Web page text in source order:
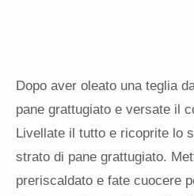
Dopo aver oleato una teglia
pane grattugiato e versate il
Livellate il tutto e ricoprite lo
strato di pane grattugiato.
preriscaldato e fate cuocere